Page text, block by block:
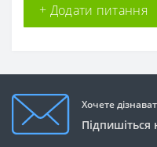
+ Додати питання
Хочете